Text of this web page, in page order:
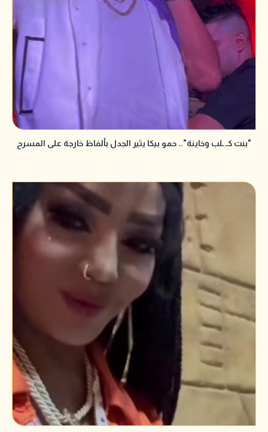
"بنت كـ ـلب وخاينة".. حمو بيكا يثير الجدل بألفاظ خارجة على المسرح